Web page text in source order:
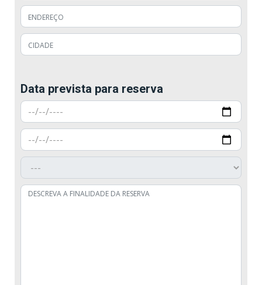
Data prevista para reserva